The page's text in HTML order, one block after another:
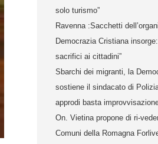
solo turismo”
Ravenna :Sacchetti
Democrazia Cristiana
sacrifici ai cittadini”
Sbarchi dei migranti, la
sostiene il sindacato di
approdi basta
On. Vietina propone di ri-
Comuni della Romagna